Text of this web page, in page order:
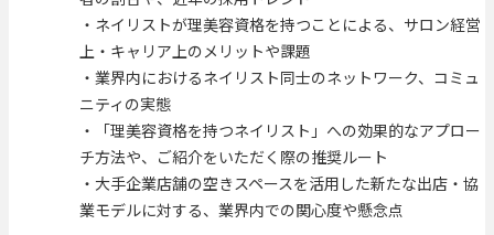
・ネイリストが理美容資格を持つことによる、サロン経営
上・キャリア上のメリットや課題
・業界内におけるネイリスト同士のネットワーク、コミュ
ニティの実態
・「理美容資格を持つネイリスト」への効果的なアプロー
チ方法や、ご紹介をいただく際の推奨ルート
・大手企業店舗の空きスペースを活用した新たな出店・協
業モデルに対する、業界内での関心度や懸念点